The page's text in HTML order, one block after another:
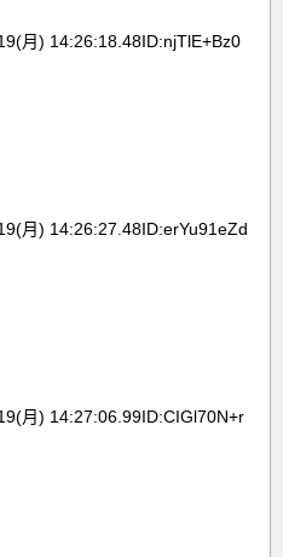
月) 14:26:18.48ID:njTlE+Bz0
月) 14:26:27.48ID:erYu91eZd
月) 14:27:06.99ID:CIGl70N+r